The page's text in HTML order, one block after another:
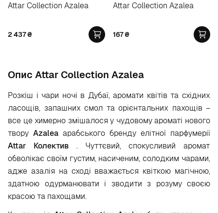
Attar Collection Azalea
2 437₴
Attar Collection Azalea
167₴
Опис Attar Collection Azalea
Розкіш і чари ночі в Дубаї, аромати квітів та східних
ласощів, запашних смол та орієнтальних пахощів –
все це химерно змішалося у чудовому ароматі нового
твору Azalea арабського бренду елітної парфумерії
Attar
Колектив . Чуттєвий, спокусливий аромат
обволікає своїм густим, насиченим, солодким чарами,
адже азалія на сході вважається квіткою магічною,
здатною одурманювати і зводити з розуму своєю
красою та пахощами.